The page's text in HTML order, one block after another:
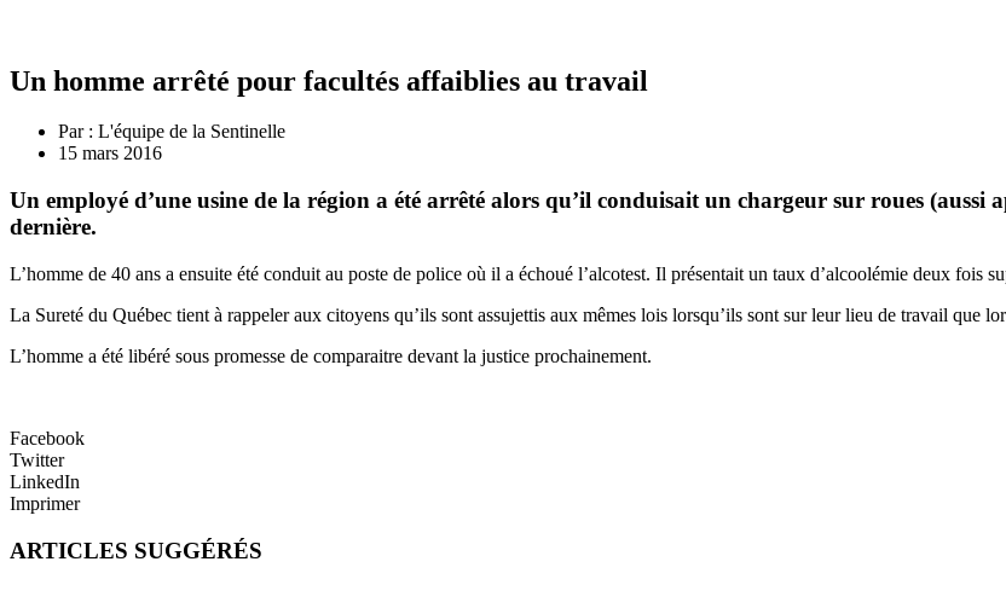
Un homme arrêté pour facultés affaiblies au travail
Par : L'équipe de la Sentinelle
15 mars 2016
Un employé d’une usine de la région a été arrêté alors qu’il conduisait un chargeur sur roues (aussi
dernière.
L’homme de 40 ans a ensuite été conduit au poste de police où il a échoué l’alcotest. Il présentait un taux d’alcoolémie deux fois
La Sureté du Québec tient à rappeler aux citoyens qu’ils sont assujettis aux mêmes lois lorsqu’ils sont sur leur lieu de travail que
L’homme a été libéré sous promesse de comparaitre devant la justice prochainement.
Facebook
Twitter
LinkedIn
Imprimer
ARTICLES SUGGÉRÉS